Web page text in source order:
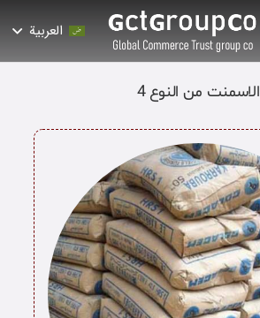
العربية
الاسمنت من النوع 4